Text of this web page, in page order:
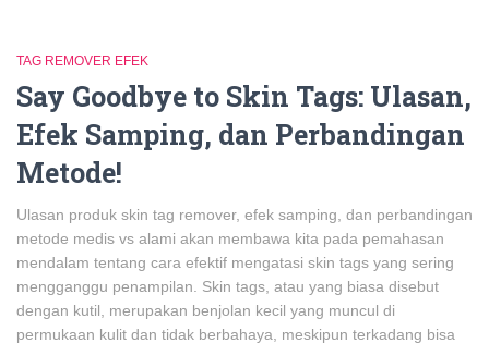
TAG REMOVER EFEK
Say Goodbye to Skin Tags: Ulasan,
Efek Samping, dan Perbandingan
Metode!
Ulasan produk skin tag remover, efek samping, dan perbandingan
metode medis vs alami akan membawa kita pada pemahasan
mendalam tentang cara efektif mengatasi skin tags yang sering
mengganggu penampilan. Skin tags, atau yang biasa disebut
dengan kutil, merupakan benjolan kecil yang muncul di
permukaan kulit dan tidak berbahaya, meskipun terkadang bisa